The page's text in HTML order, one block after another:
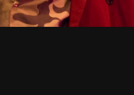
Huvila Festival Tent”